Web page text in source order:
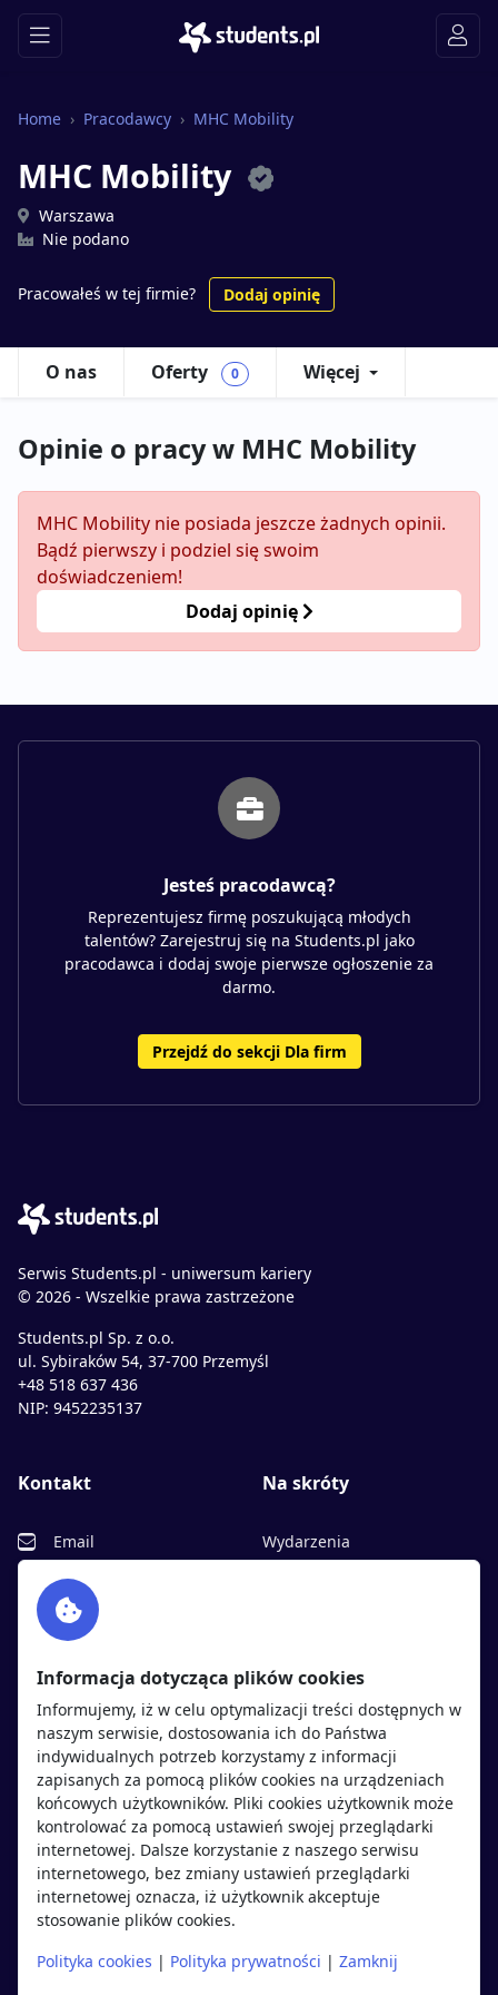
Home Pracodawcy MHC Mobility
MHC Mobility
Warszawa
Nie podano
Pracowałeś w tej firmie? Dodaj opinię
O nas Oferty 0 Więcej
Opinie o pracy w MHC Mobility
MHC Mobility nie posiada jeszcze żadnych opinii.
Bądź pierwszy i podziel się swoim
doświadczeniem!
Dodaj opinię
Jesteś pracodawcą?
Reprezentujesz firmę poszukującą młodych
talentów? Zarejestruj się na Students.pl jako
pracodawca i dodaj swoje pierwsze ogłoszenie za
darmo.
Przejdź do sekcji Dla firm
Serwis Students.pl - uniwersum kariery
© 2026 - Wszelkie prawa zastrzeżone
Students.pl Sp. z o.o.
ul. Sybiraków 54, 37-700 Przemyśl
+48 518 637 436
NIP: 9452235137
Kontakt
Email
Facebook
Twitter
Na skróty
Wydarzenia
Polityka cookies
Polityka prywatności
Kandydaci
Regulamin kandydata
Oferty pracy
Pracodawcy
Opinie o pracodawcach
Pracodawcy
Regulamin pracodawcy
Dodaj ogłoszenie
Informacja dotycząca plików cookies
Informujemy, iż w celu optymalizacji treści dostępnych w
naszym serwisie, dostosowania ich do Państwa
indywidualnych potrzeb korzystamy z informacji
zapisanych za pomocą plików cookies na urządzeniach
końcowych użytkowników. Pliki cookies użytkownik może
kontrolować za pomocą ustawień swojej przeglądarki
internetowej. Dalsze korzystanie z naszego serwisu
internetowego, bez zmiany ustawień przeglądarki
internetowej oznacza, iż użytkownik akceptuje
stosowanie plików cookies.
Polityka cookies | Polityka prywatności | Zamknij